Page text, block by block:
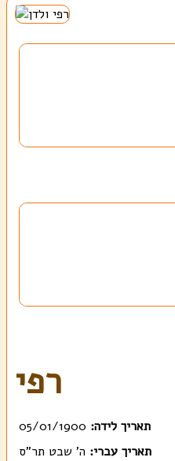
רפי
תאריך לידה: 05/01/1900
תאריך עברי: ה' שבט תר"ס